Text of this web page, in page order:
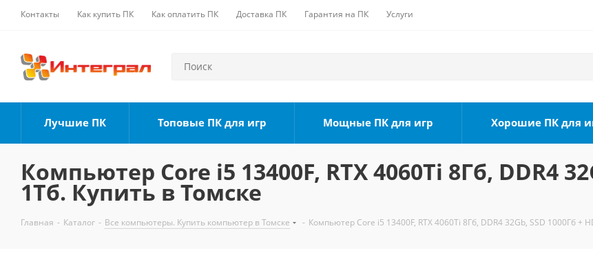
Контакты Как купить ПК Как оплатить ПК Доставка ПК Гарантия на ПК Услуги
Лучшие ПК Топовые ПК для игр Мощные ПК для игр Хорошие ПК для
Компьютер Core i5 13400F, RTX 4060Ti 8Гб, DDR4
1Тб. Купить в Томске
Главная - Каталог - Все компьютеры. Купить компьютер в Томске - Компьютер Core i5 13400F, RTX 4060Ti 8Гб, DDR4 32Gb, SSD 1000Гб +